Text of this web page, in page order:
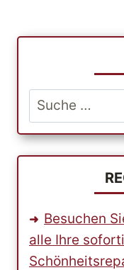
Suche
nach:
Besuchen
alle Ihre